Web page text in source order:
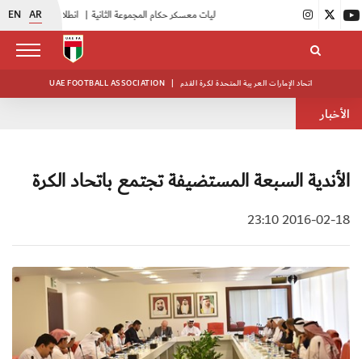
EN AR انطلاق منافسات بطولة النخبة لحرس الرئاسة |
UAE FOOTBALL ASSOCIATION | اتحاد الإمارات العربية المتحدة لكرة القدم
الأخبار
الأندية السبعة المستضيفة تجتمع باتحاد الكرة
2016-02-18 23:10